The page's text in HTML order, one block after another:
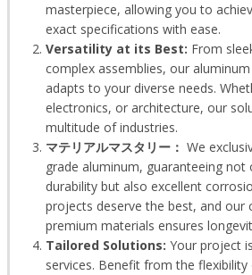
masterpiece, allowing you to
exact specifications with ease.
Versatility at its Best: From
complex assemblies, our
adapts to your diverse needs.
electronics, or architecture, our
multitude of industries.
マテリアルマスタリー： We
grade aluminum, guaranteeing not
durability but also excellent
projects deserve the best, and
premium materials ensures
Tailored Solutions: Your project
services. Benefit from the